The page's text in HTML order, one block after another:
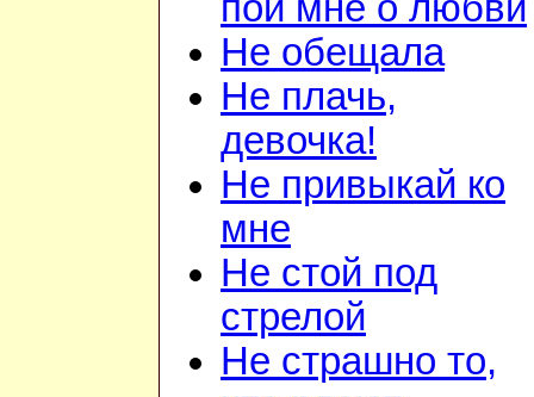
пой мне о любви
Не обещала
Не плачь,
девочка!
Не привыкай ко
мне
Не стой под
стрелой
Не страшно то,